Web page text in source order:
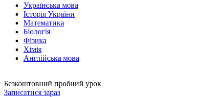
Українська мова
Історія України
Математика
Біологія
Фізика
Хімія
Англійська мова
Безкоштовний пробний урок
Записатися зараз